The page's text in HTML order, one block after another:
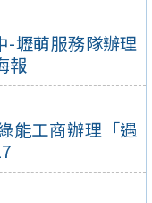
-壢萌服務隊辦理
報
能工商辦理「遇